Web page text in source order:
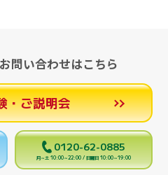
問い合わせはこちら
・ご説明会
0120-62-0885
月～土 10:00～22:00 / 日曜日 10:00～19:00